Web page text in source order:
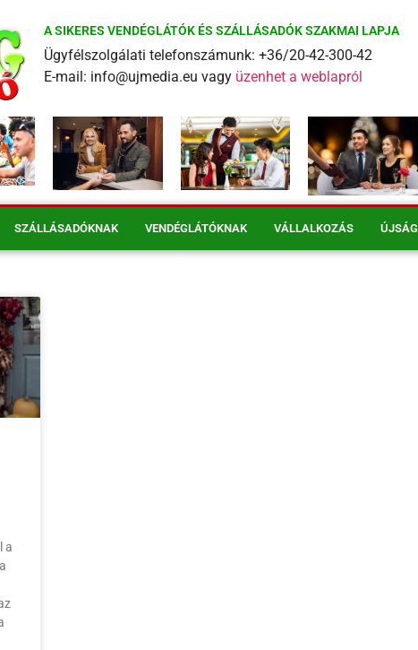
A SIKERES VENDÉGLÁTÓK ÉS SZÁLLÁSADÓK SZAKMAI LAPJA
Ügyfélszolgálati telefonszámunk: +36/20-42-300-42
E-mail: info@ujmedia.eu vagy üzenhet a weblapról
SZÁLLÁSADÓKNAK VENDÉGLÁTÓKNAK VÁLLALKOZÁS ÚJSÁG
a